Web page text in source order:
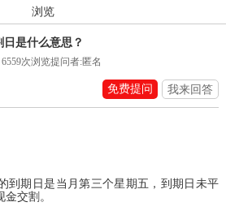
浏览
是什么意思？
6559次浏览提问者:匿名
我来回答
免费提问
到期日是当月第三个星期五，到期日未平
交割。